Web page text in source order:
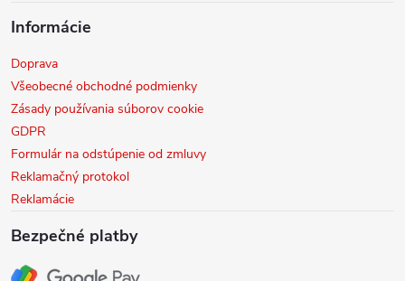
Informácie
Doprava
Všeobecné obchodné podmienky
Zásady používania súborov cookie
GDPR
Formulár na odstúpenie od zmluvy
Reklamačný protokol
Reklamácie
Bezpečné platby